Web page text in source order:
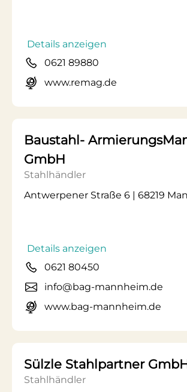
Details anzeigen
0621 89880
www.remag.de
Baustahl-
GmbH
Stahlhändler
Antwerpener Straße 6 | 68219
Details anzeigen
0621 80450
info@bag-mannheim.de
www.bag-mannheim.de
Sülzle Stahlpartner
Stahlhändler